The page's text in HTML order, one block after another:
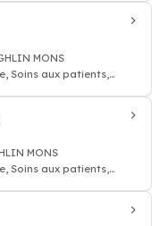
MONS
Soins aux patients,
MONS
Soins aux patients,